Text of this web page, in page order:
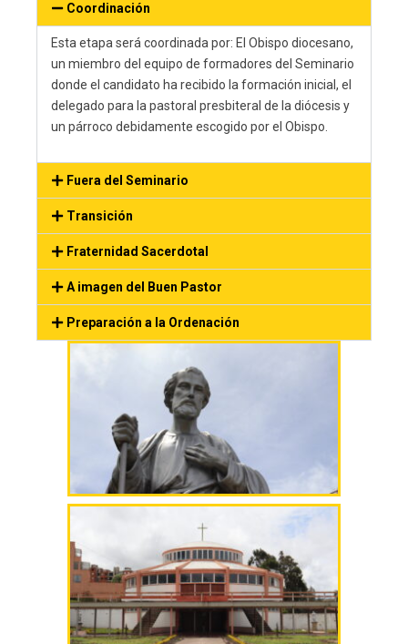
Coordinación
Esta etapa será coordinada por: El Obispo diocesano,
un miembro del equipo de formadores del Seminario
donde el candidato ha recibido la formación inicial, el
delegado para la pastoral presbiteral de la diócesis y
un párroco debidamente escogido por el Obispo.
Fuera del Seminario
Transición
Fraternidad Sacerdotal
A imagen del Buen Pastor
Preparación a la Ordenación